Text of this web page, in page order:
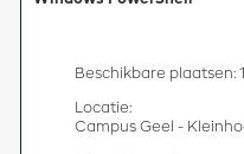
Beschikbare plaatsen:
Locatie:
Campus Geel -